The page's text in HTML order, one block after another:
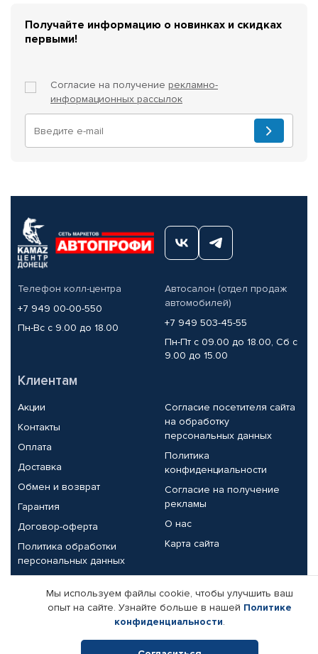
Получайте информацию о новинках и скидках
первыми!
Согласие на получение рекламно-
информационных рассылок
Телефон колл-центра
+7 949 00-00-550
Пн-Вс с 9.00 до 18.00
Автосалон (отдел продаж
автомобилей)
+7 949 503-45-55
Пн-Пт с 09.00 до 18.00, Сб с
9.00 до 15.00
Клиентам
Акции
Контакты
Оплата
Доставка
Обмен и возврат
Гарантия
Договор-оферта
Политика обработки
персональных данных
Согласие посетителя сайта
на обработку
персональных данных
Политика
конфиденциальности
Согласие на получение
рекламы
О нас
Карта сайта
Партнерам
Корпоративным клиентам
Поставщикам
Реквизиты компании
Мы используем файлы cookie, чтобы улучшить ваш
опыт на сайте. Узнайте больше в нашей Политике
конфиденциальности.